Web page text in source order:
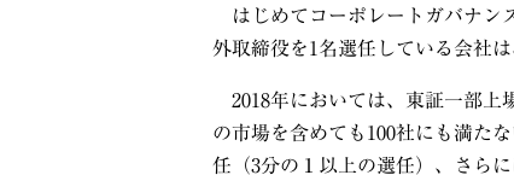
はじめてコーポレートガバナン
外取締役を1 名選任している会社
2018年においては、東証一部上
の市場を含めても 100社にも満た
任（3分の１以上の選任）、さら